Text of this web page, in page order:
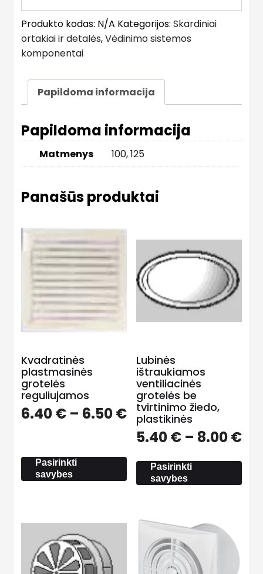
Produkto kodas: N/A Kategorijos: Skardiniai
ortakiai ir detalės,Vėdinimo sistemos
komponentai
Papildoma informacija
Papildoma informacija
Matmenys 100, 125
Panašūs produktai
Kvadratinės
plastmasinės
grotelės
reguliujamos
6.40€ – 6.50€Price
range:
6.40 €
through
6.50 €
Pasirinkti
savybes
Lubinės
ištraukiamos
ventiliacinės
grotelės be
tvirtinimo žiedo,
plastikinės
5.40€ – 8.00€
Pasirinkti
savybes